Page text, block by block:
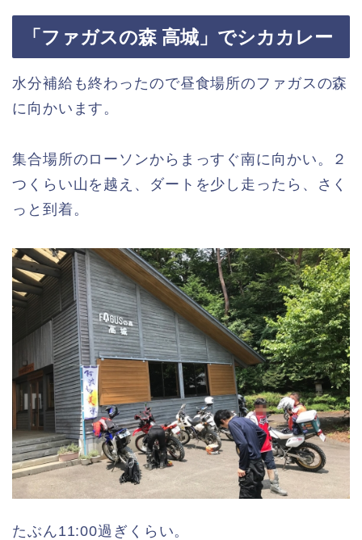
「ファガスの森 高城」でシカカレー
水分補給も終わったので昼食場所のファガスの森
に向かいます。
集合場所のローソンからまっすぐ南に向かい。２
つくらい山を越え、ダートを少し走ったら、さく
っと到着。
たぶん11:00過ぎくらい。